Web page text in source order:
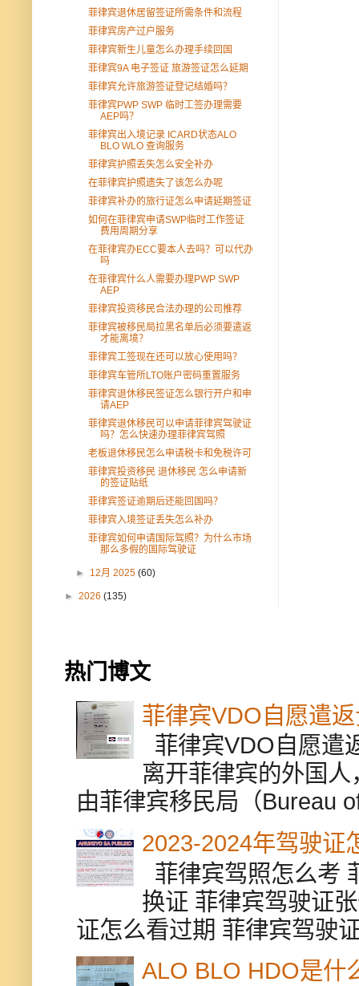
菲律宾退休居留签证所需条件和流程
菲律宾房产过户服务
菲律宾新生儿童怎么办理手续回国
菲律宾9A 电子签证 旅游签证怎么延期
菲律宾允许旅游签证登记结婚吗？
菲律宾PWP SWP 临时工签办理需要
AEP吗？
菲律宾出入境记录 ICARD状态ALO
BLO WLO 查询服务
菲律宾护照丢失怎么安全补办
在菲律宾护照遗失了该怎么办呢
菲律宾补办的旅行证怎么申请延期签证
如何在菲律宾申请SWP临时工作签证
费用周期分享
在菲律宾办ECC要本人去吗？可以代办
吗
在菲律宾什么人需要办理PWP SWP
AEP
菲律宾投资移民合法办理的公司推荐
菲律宾被移民局拉黑名单后必须要遣返
才能离境？
菲律宾工签现在还可以放心使用吗？
菲律宾车管所LTO账户密码重置服务
菲律宾退休移民签证怎么银行开户和申
请AEP
菲律宾退休移民可以申请菲律宾驾驶证
吗？怎么快速办理菲律宾驾照
老板退休移民怎么申请税卡和免税许可
菲律宾投资移民 退休移民 怎么申请新
的签证贴纸
菲律宾签证逾期后还能回国吗？
菲律宾入境签证丢失怎么补办
菲律宾如何申请国际驾照？为什么市场
那么多假的国际驾驶证
► 12月 2025(60)
► 2026 (135)
热门博文
菲律宾VDO自愿遣
菲律宾VDO自愿遣
离开菲律宾的外国
由菲律宾移民局（Bureau
2023-2024年驾驶证
菲律宾驾照怎么考
换证 菲律宾驾驶证
证怎么看过期 菲律宾驾驶
ALO BLO HDO是什